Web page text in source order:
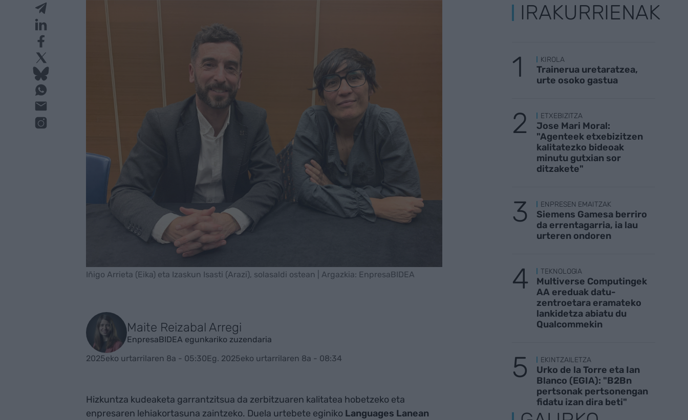
Iñigo Arrieta (Eika) eta Izaskun Isasti (Arazi), solasaldi ostean | Argazkia: EnpresaBIDEA
Maite Reizabal Arregi
EnpresaBIDEA egunkariko zuzendaria
2025eko urtarrilaren 8a - 05:30Eg. 2025eko urtarrilaren 8a - 08:34
Hizkuntza kudeaketa garrantzitsua da zerbitzuaren kalitatea hobetzeko eta
enpresaren lehiakortasuna zaintzeko. Duela urtebete eginiko Languages Lanean
IRAKURRIENAK
KIROLA
Trainerua uretaratzea,
urte osoko gastua
ETXEBIZITZA
Jose Mari Moral:
"Agenteek etxebizitzen
kalitatezko bideoak
minutu gutxian sor
ditzakete"
ENPRESEN EMAITZAK
Siemens Gamesa berriro
da errentagarria, ia lau
urteren ondoren
TEKNOLOGIA
Multiverse Computingek
AA ereduak datu-
zentroetara eramateko
lankidetza abiatu du
Qualcommekin
EKINTZAILETZA
Urko de la Torre eta Ian
Blanco (EGIA): "B2Bn
pertsonak pertsonengan
fidatu izan dira beti"